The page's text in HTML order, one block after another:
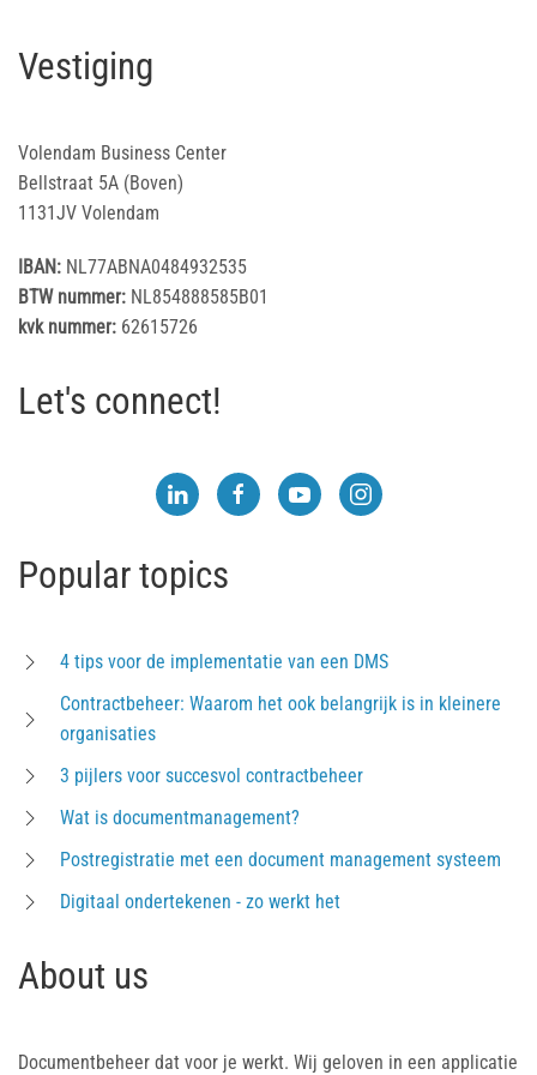
Vestiging
Volendam Business Center
Bellstraat 5A (Boven)
1131JV Volendam
IBAN: NL77ABNA0484932535
BTW nummer: NL854888585B01
kvk nummer: 62615726
Let's connect!
Popular topics
4 tips voor de implementatie van een DMS
Contractbeheer: Waarom het ook belangrijk is in kleinere
organisaties
3 pijlers voor succesvol contractbeheer
Wat is documentmanagement?
Postregistratie met een document management systeem
Digitaal ondertekenen - zo werkt het
About us
Documentbeheer dat voor je werkt. Wij geloven in een applicatie